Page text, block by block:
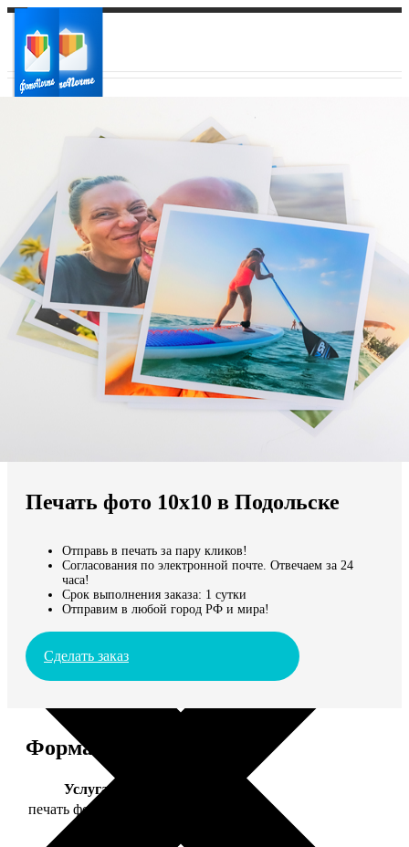
Ваш регион доставки
Выберите из списка:
Мы доставляем по всему миру
Продолжить без города
Печать фото 10х10 в Подольске
Отправь в печать за пару кликов!
Согласования по электронной почте. Отвечаем за 24
часа!
Срок выполнения заказа: 1 сутки
Отправим в любой город РФ и мира!
Сделать заказ
Форматы и цены
Услуга
печать фото 10х10